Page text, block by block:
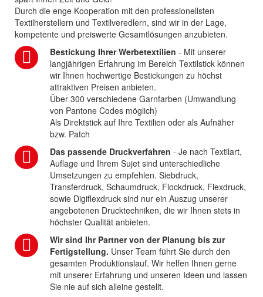
Durch die enge Kooperation mit den professionellsten
Textilherstellern und Textilveredlern, sind wir in der Lage,
kompetente und preiswerte Gesamtlösungen anzubieten.
Bestickung Ihrer Werbetextilien - Mit unserer
langjährigen Erfahrung im Bereich Textilstick können
wir Ihnen hochwertige Bestickungen zu höchst
attraktiven Preisen anbieten.
Über 300 verschiedene Garnfarben (Umwandlung
von Pantone Codes möglich)
Als Direktstick auf Ihre Textilien oder als Aufnäher
bzw. Patch
Das passende Druckverfahren - Je nach Textilart,
Auflage und Ihrem Sujet sind unterschiedliche
Umsetzungen zu empfehlen. Siebdruck,
Transferdruck, Schaumdruck, Flockdruck, Flexdruck,
sowie Digiflexdruck sind nur ein Auszug unserer
angebotenen Drucktechniken, die wir Ihnen stets in
höchster Qualität anbieten.
Wir sind Ihr Partner von der Planung bis zur
Fertigstellung. Unser Team führt Sie durch den
gesamten Produktionslauf. Wir helfen Ihnen gerne
mit unserer Erfahrung und unseren Ideen und lassen
Sie nie auf sich alleine gestellt.